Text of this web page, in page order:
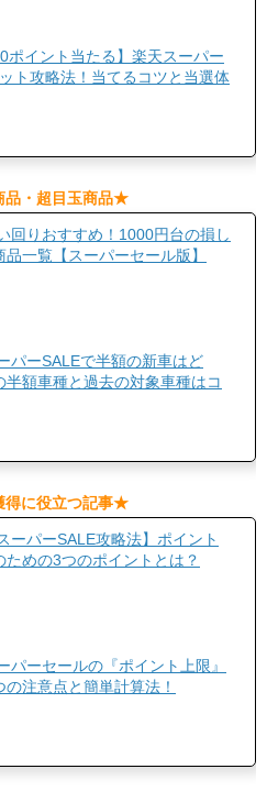
ポイント当たる】楽天スーパー
ト攻略法！当てるコツと当選体
・超目玉商品★​
回りおすすめ！1000円台の損し
品一覧【スーパーセール版】
パーSALEで半額の新車はど
半額車種と過去の対象車種はコ
に役立つ記事★​
ーパーSALE攻略法】ポイント
ための3つのポイントとは？
パーセールの『ポイント上限』
の注意点と簡単計算法！